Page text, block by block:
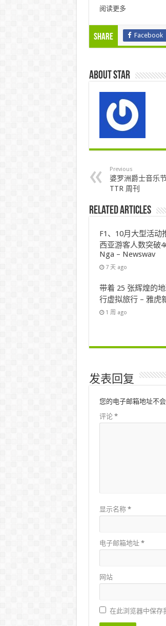
阅读更多
Share Facebook
About star
Previous
婆罗洲爵士音乐
TTR 周刊
Related Articles
F1、10月大型活动
西亚游客人数突破
Nga – Newswav
7 天 ago
带着 25 张辉煌的
行虚拟旅行 – 雅虎
1 周 ago
发表回复
您的电子邮箱地址不会
评论 *
显示名称 *
电子邮箱地址 *
网站
在此浏览器中保存